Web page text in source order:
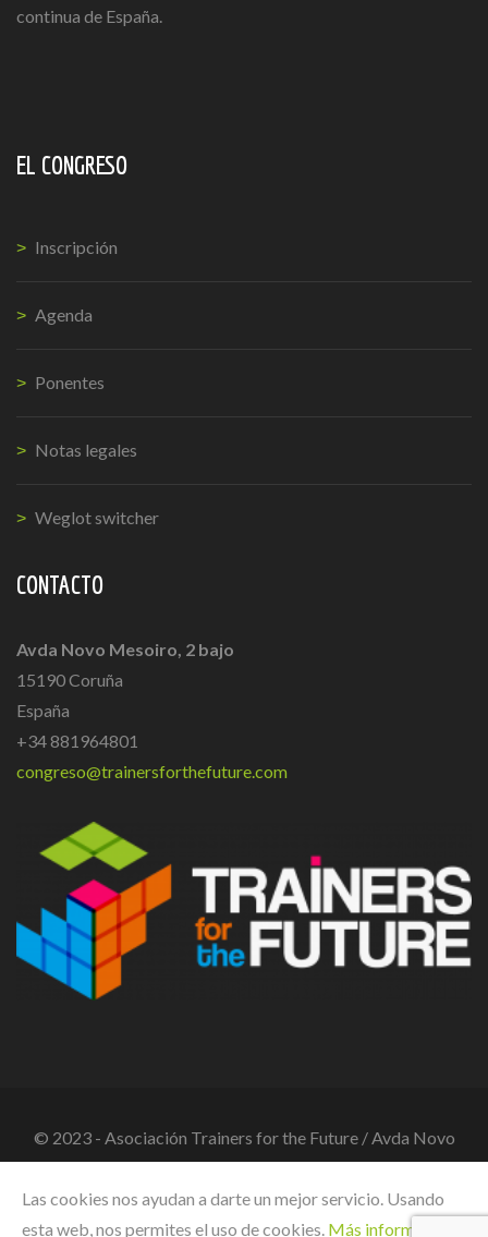
continua de España.
EL CONGRESO
Inscripción
Agenda
Ponentes
Notas legales
Weglot switcher
CONTACTO
Avda Novo Mesoiro, 2 bajo
15190 Coruña
España
+34 881964801
congreso@trainersforthefuture.com
© 2023 - Asociación Trainers for the Future / Avda Novo
Mesoiro, 2 bajo - 15190 A Coruña / Tlf. +34 881 964 80 / CIF
G70517388
Las cookies nos ayudan a darte un mejor servicio. Usando
esta web, nos permites el uso de cookies. Más información